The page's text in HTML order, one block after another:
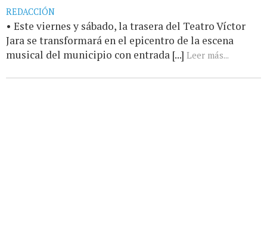
REDACCIÓN
• Este viernes y sábado, la trasera del Teatro Víctor
Jara se transformará en el epicentro de la escena
musical del municipio con entrada [...] Leer más...